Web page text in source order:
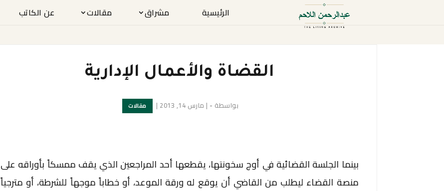
الرئيسية مشراق مقالات عن الكاتب
القضاة والأعمال الإدارية
بواسطة -
| مارس 14, 2013 | مقالات
بينما الجلسة القضائية في أوج سخونتها، يقطعها أحد المراجعين الذي يقف ممسكاً بأوراقه على
منصة القضاء ليطلب من القاضي أن يوقع له ورقة الموعد، أو خطاباً موجهاً للشرطة، أو مترجياً